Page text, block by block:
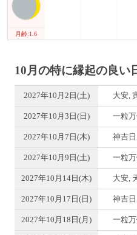
月齢:1.6
10月の特に縁起の良い
2027年10月2日(土) 大安,
2027年10月3日(日) 一粒
2027年10月7日(木) 神吉
2027年10月9日(土) 一粒
2027年10月14日(木) 大安,
2027年10月17日(日) 神吉
2027年10月18日(月) 一粒